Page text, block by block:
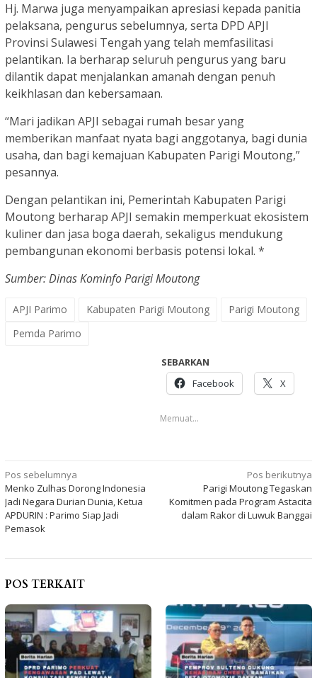
Hj. Marwa juga menyampaikan apresiasi kepada panitia
pelaksana, pengurus sebelumnya, serta DPD APJI
Provinsi Sulawesi Tengah yang telah memfasilitasi
pelantikan. Ia berharap seluruh pengurus yang baru
dilantik dapat menjalankan amanah dengan penuh
keikhlasan dan kebersamaan.
“Mari jadikan APJI sebagai rumah besar yang
memberikan manfaat nyata bagi anggotanya, bagi dunia
usaha, dan bagi kemajuan Kabupaten Parigi Moutong,”
pesannya.
Dengan pelantikan ini, Pemerintah Kabupaten Parigi
Moutong berharap APJI semakin memperkuat ekosistem
kuliner dan jasa boga daerah, sekaligus mendukung
pembangunan ekonomi berbasis potensi lokal. *
Sumber: Dinas Kominfo Parigi Moutong
APJI Parimo Kabupaten Parigi Moutong
Parigi Moutong
Pemda Parimo
SEBARKAN
Facebook
X
Memuat...
Navigasi
pos
Pos sebelumnya
Menko Zulhas Dorong Indonesia
Jadi Negara Durian Dunia, Ketua
APDURIN : Parimo Siap Jadi
Pemasok
Pos berikutnya
Parigi Moutong Tegaskan
Komitmen pada Program Astacita
dalam Rakor di Luwuk Banggai
POS TERKAIT